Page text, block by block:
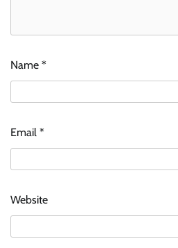
Name *
Email *
Website